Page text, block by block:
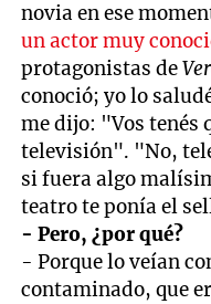
novia en ese
un actor muy
protagonistas de
conoció; yo lo
me dijo: "Vos tenés
televisión". "No,
si fuera algo
teatro te ponía el
- Pero, ¿por qué?
- Porque lo veían
contaminado, que